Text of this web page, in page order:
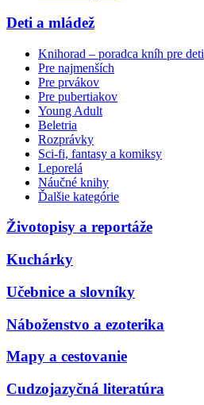
Deti a mládež
Knihorad – poradca kníh pre deti
Pre najmenších
Pre prvákov
Pre pubertiakov
Young Adult
Beletria
Rozprávky
Sci-fi, fantasy a komiksy
Leporelá
Náučné knihy
Ďalšie kategórie
Životopisy a reportáže
Kuchárky
Učebnice a slovníky
Náboženstvo a ezoterika
Mapy a cestovanie
Cudzojazyčná literatúra